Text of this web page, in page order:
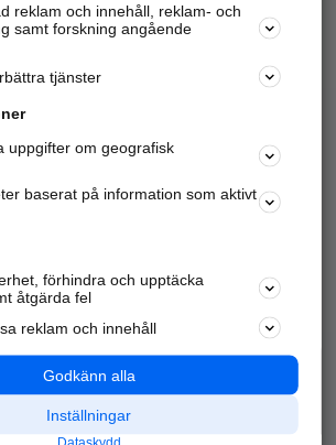
adresser, företagsinfo mm.
Marknadsför företaget
Kom igång och annonsera mot
samarbetspartners nära dig.
Populära sökningar
Annonsera
Integritet
Nödnummer
reklam och innehåll, reklam- och
samt forskning angående
tjänster
uppgifter om geografisk
baserat på information som aktivt
förhindra och upptäcka
åtgärda fel
reklam och innehåll
Godkänn alla
Inställningar
Dataskydd